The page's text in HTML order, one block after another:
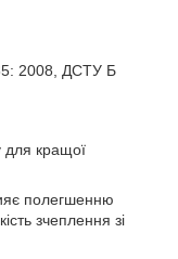
2008, ДСТУ Б
для кращої
полегшенню
зчеплення зі